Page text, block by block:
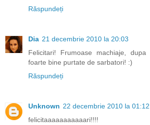
Răspundeți
Dia 21 decembrie 2010 la 20:03
Felicitari! Frumoase machiaje,
foarte bine purtate de sarbatori! :)
Răspundeți
Unknown 22 decembrie 2010 la 01:12
felicitaaaaaaaaaaari!!!!